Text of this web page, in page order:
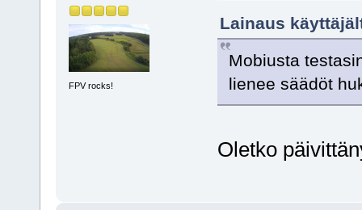
FPV rocks!
Lainaus
Mobiusta
lienee säädöt
Oletko